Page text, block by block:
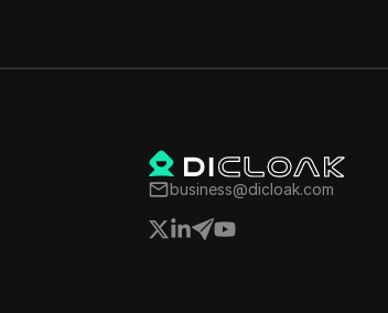
business@dicloak.com